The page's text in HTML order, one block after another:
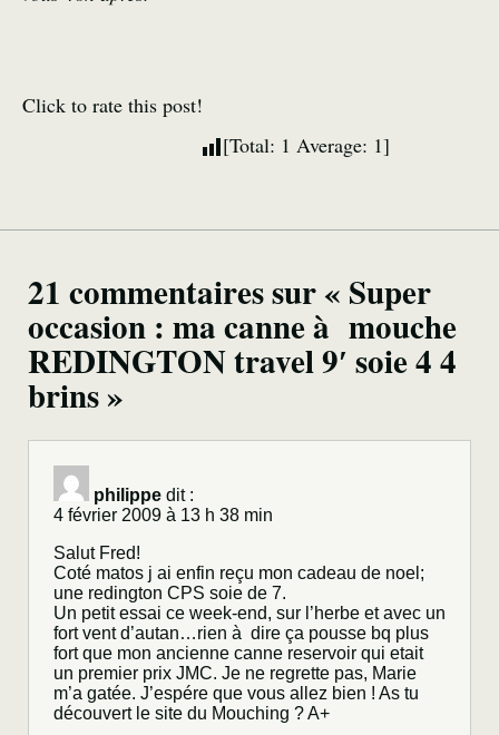
Click to rate this post!
[Total: 1 Average: 1]
21 commentaires sur « Super
occasion : ma canne à mouche
REDINGTON travel 9′ soie 4 4
brins »
philippe dit :
4 février 2009 à 13 h 38 min
Salut Fred!
Coté matos j ai enfin reçu mon cadeau de noel;
une redington CPS soie de 7.
Un petit essai ce week-end, sur l’herbe et avec un
fort vent d’autan…rien à dire ça pousse bq plus
fort que mon ancienne canne reservoir qui etait
un premier prix JMC. Je ne regrette pas, Marie
m’a gatée. J’espére que vous allez bien ! As tu
découvert le site du Mouching ? A+